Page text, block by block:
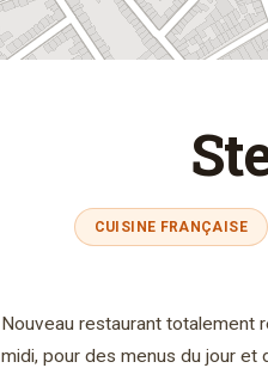
CUISINE FRANÇAISE
Nouveau restaurant totalement
midi, pour des menus du jour